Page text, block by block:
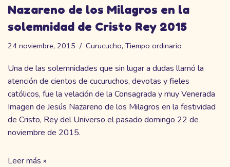
Nazareno de los Milagros en la
solemnidad de Cristo Rey 2015
24 noviembre, 2015 Curucucho, Tiempo ordinario
Una de las solemnidades que sin lugar a dudas llamó la
atención de cientos de cucuruchos, devotas y fieles
católicos, fue la velación de la Consagrada y muy Venerada
Imagen de Jesús Nazareno de los Milagros en la festividad
de Cristo, Rey del Universo el pasado domingo 22 de
noviembre de 2015.
Leer más »